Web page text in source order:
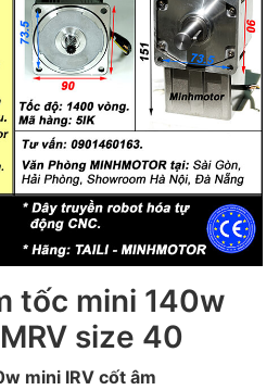
tốc mini 140w
size 40
mini IRV cốt âm